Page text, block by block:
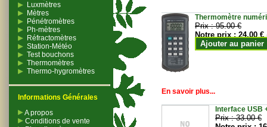
Luxmètres
Mètres
Pénétromètres
Ph-mètres
Réfractomètres
Station-Météo
Test bouchons
Thermomètres
Thermo-hygromètres
Informations Générales
A propos
Conditions de vente
Thermomètre
Prix :95.00 €
Notre prix :24.00 €
Ajouter au panier
En savoir plus...
Interface USB
Prix :33.00 €